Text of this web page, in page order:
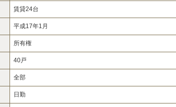
賃貸24台
平成17年1月
所有権
40戸
全部
日勤